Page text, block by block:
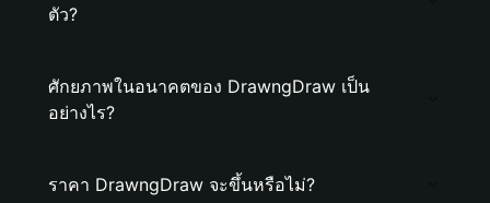
ตัว?
ศักยภาพในอนาคตของ DrawngDraw เป็น
อย่างไร?
ราคา DrawngDraw จะขึ้นหรือไม่?